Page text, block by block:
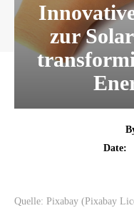
zur
Date:
Quelle: Pixabay (Pixabay